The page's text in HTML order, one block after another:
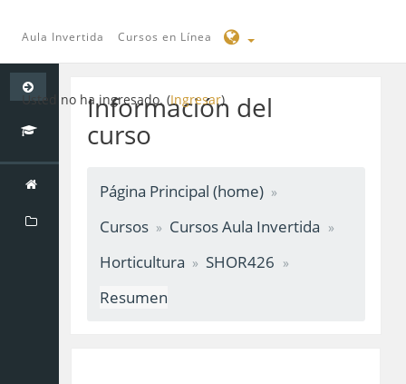
Saltar
contenido
principal
Aula Invertida Cursos en Línea
Usted no ha ingresado. (Ingresar)
Información del
curso
Página Principal (home)
Cursos
Cursos Aula Invertida
Horticultura
SHOR426
Resumen